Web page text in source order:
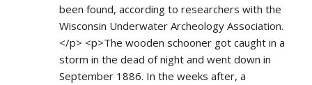
been found, according to researchers with the
Wisconsin Underwater Archeology Association.
</p> <p>The wooden schooner got caught in a
storm in the dead of night and went down in
September 1886. In the weeks after, a